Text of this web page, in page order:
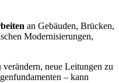
an Gebäuden, Brücken,
Modernisierungen,
neue Leitungen zu
– kann